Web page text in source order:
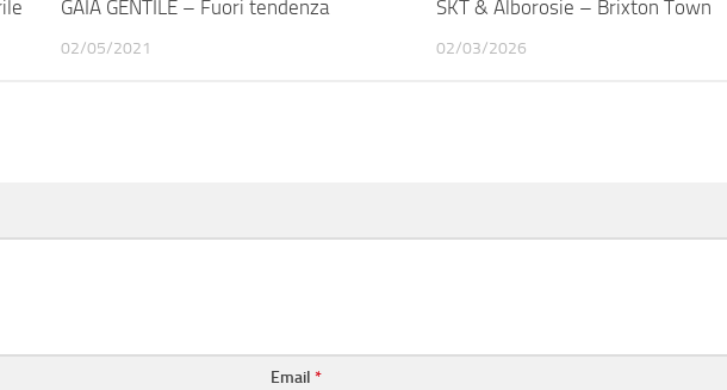
GAIA GENTILE – Fuori tendenza
02/05/2021
SKT & Alborosie – Brixton Town
02/03/2026
Email*